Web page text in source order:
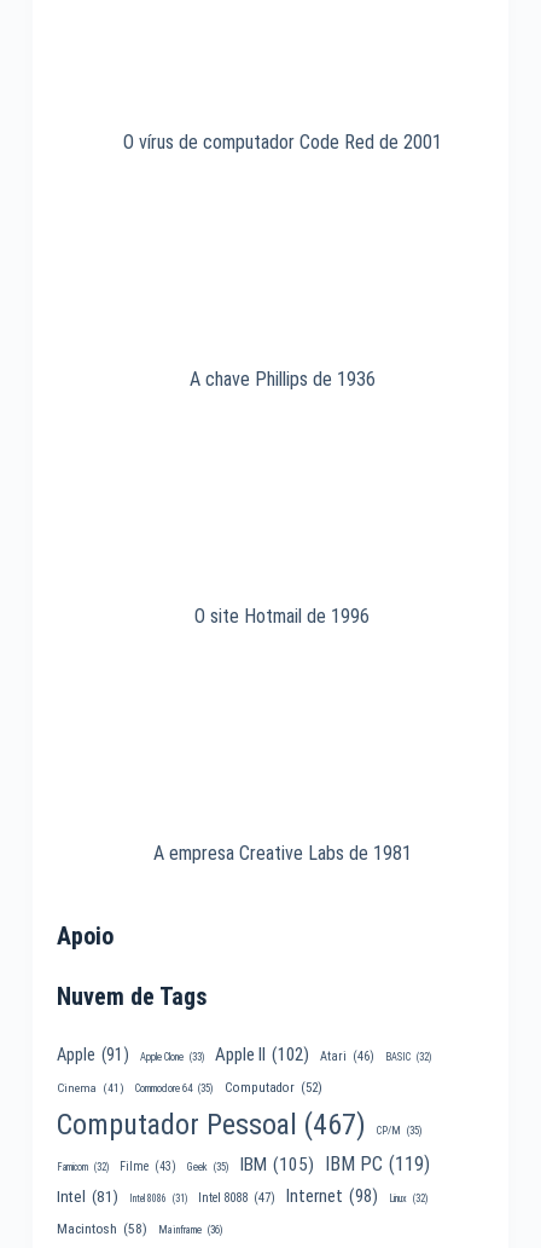
O vírus de computador Code Red de 2001
A chave Phillips de 1936
O site Hotmail de 1996
A empresa Creative Labs de 1981
Apoio
Nuvem de Tags
Apple (91) Apple Clone (33) Apple II (102) Atari (46) BASIC (32)
Cinema (41) Commodore 64 (35) Computador (52)
Computador Pessoal (467) CP/M (35)
Famicom (32) Filme (43) Geek (35) IBM (105) IBM PC (119)
Intel (81) Intel 8086 (31) Intel 8088 (47) Internet (98) Linux (32)
Macintosh (58) Mainframe (36)